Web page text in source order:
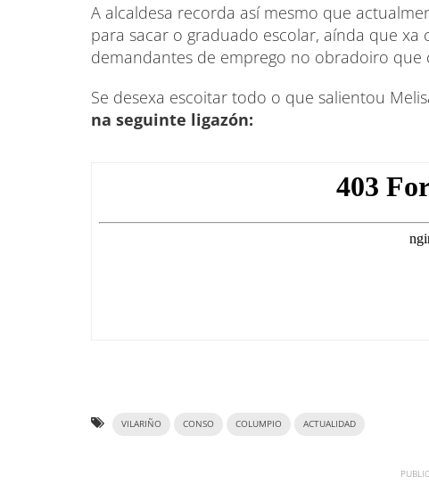
A alcaldesa recorda así mesmo que
para sacar o graduado escolar, aínda que xa
demandantes de emprego no obradoiro que
Se desexa escoitar todo o que salientou
na seguinte ligazón:
VILARIÑO CONSO COLUMPIO ACTUALIDAD